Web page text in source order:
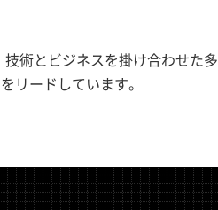
術とビジネスを掛け合わせた多
リードしています。